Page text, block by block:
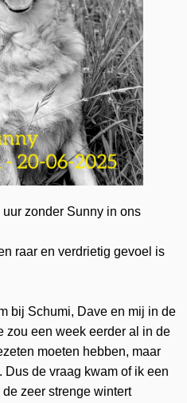
zonder Sunny in ons
raar en verdrietig gevoel is
bij Schumi, Dave en mij in de
zou een week eerder al in de
moeten hebben, maar
de vraag kwam of ik een
zeer strenge wintert